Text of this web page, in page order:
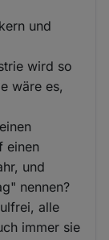
und
wird so
wäre es,
einen
und
nennen?
alle
immer sie